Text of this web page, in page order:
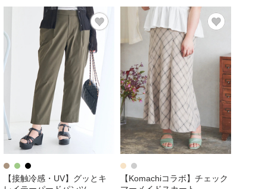
【接触冷感・UV】グッとキ
【Komachiコラボ】チェック